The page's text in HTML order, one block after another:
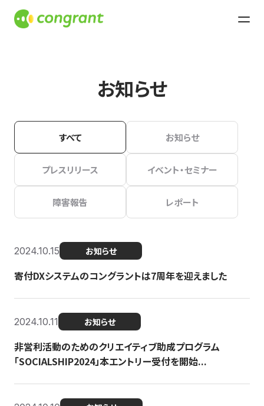
お知らせ
すべて お知らせ
プレスリリース イベント・セミナー
障害報告 レポート
2024.10.15 お知らせ
寄付DXシステムのコングラントは7周年を迎えました
2024.10.11 お知らせ
非営利活動のためのクリエイティブ助成プログラム
「SOCIALSHIP2024」本エントリー受付を開始...